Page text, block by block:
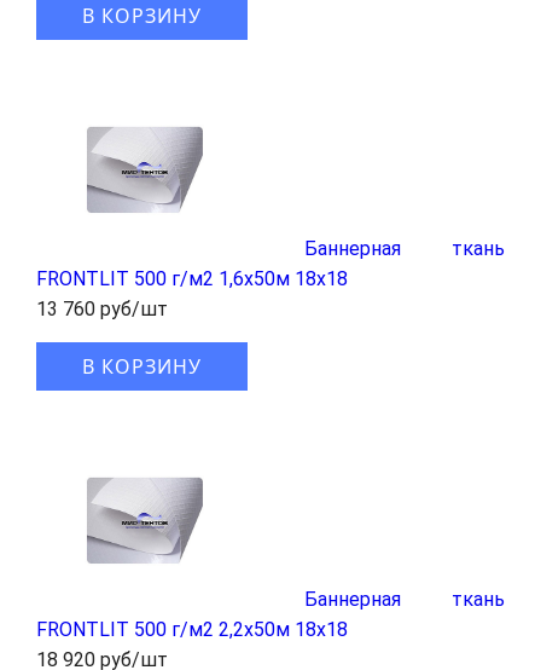
В КОРЗИНУ
Баннерная ткань
FRONTLIT 500 г/м2 1,6x50м 18x18
13 760 руб/шт
В КОРЗИНУ
Баннерная ткань
FRONTLIT 500 г/м2 2,2x50м 18x18
18 920 руб/шт